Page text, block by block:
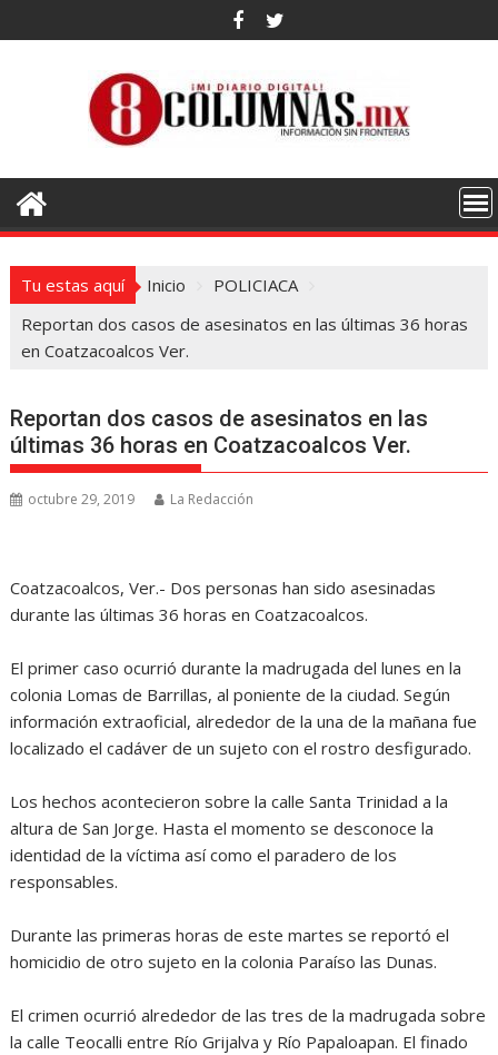
al
Tu estas aquí Inicio
POLICIACA
Reportan dos casos de asesinatos en las últimas 36 horas
en Coatzacoalcos Ver.
Reportan dos casos de asesinatos en las
últimas 36 horas en Coatzacoalcos Ver.
octubre 29, 2019 La Redacción
Coatzacoalcos, Ver.- Dos personas han sido asesinadas
durante las últimas 36 horas en Coatzacoalcos.
El primer caso ocurrió durante la madrugada del lunes en la
colonia Lomas de Barrillas, al poniente de la ciudad. Según
información extraoficial, alrededor de la una de la mañana fue
localizado el cadáver de un sujeto con el rostro desfigurado.
Los hechos acontecieron sobre la calle Santa Trinidad a la
altura de San Jorge. Hasta el momento se desconoce la
identidad de la víctima así como el paradero de los
responsables.
Durante las primeras horas de este martes se reportó el
homicidio de otro sujeto en la colonia Paraíso las Dunas.
El crimen ocurrió alrededor de las tres de la madrugada sobre
la calle Teocalli entre Río Grijalva y Río Papaloapan. El finado